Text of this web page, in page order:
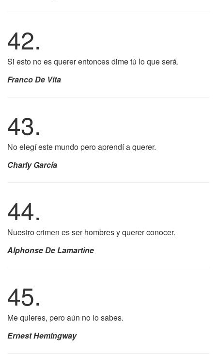
42.
Si esto no es querer entonces dime tú lo que será.
Franco De Vita
43.
No elegí este mundo pero aprendí a querer.
Charly García
44.
Nuestro crimen es ser hombres y querer conocer.
Alphonse De Lamartine
45.
Me quieres, pero aún no lo sabes.
Ernest Hemingway